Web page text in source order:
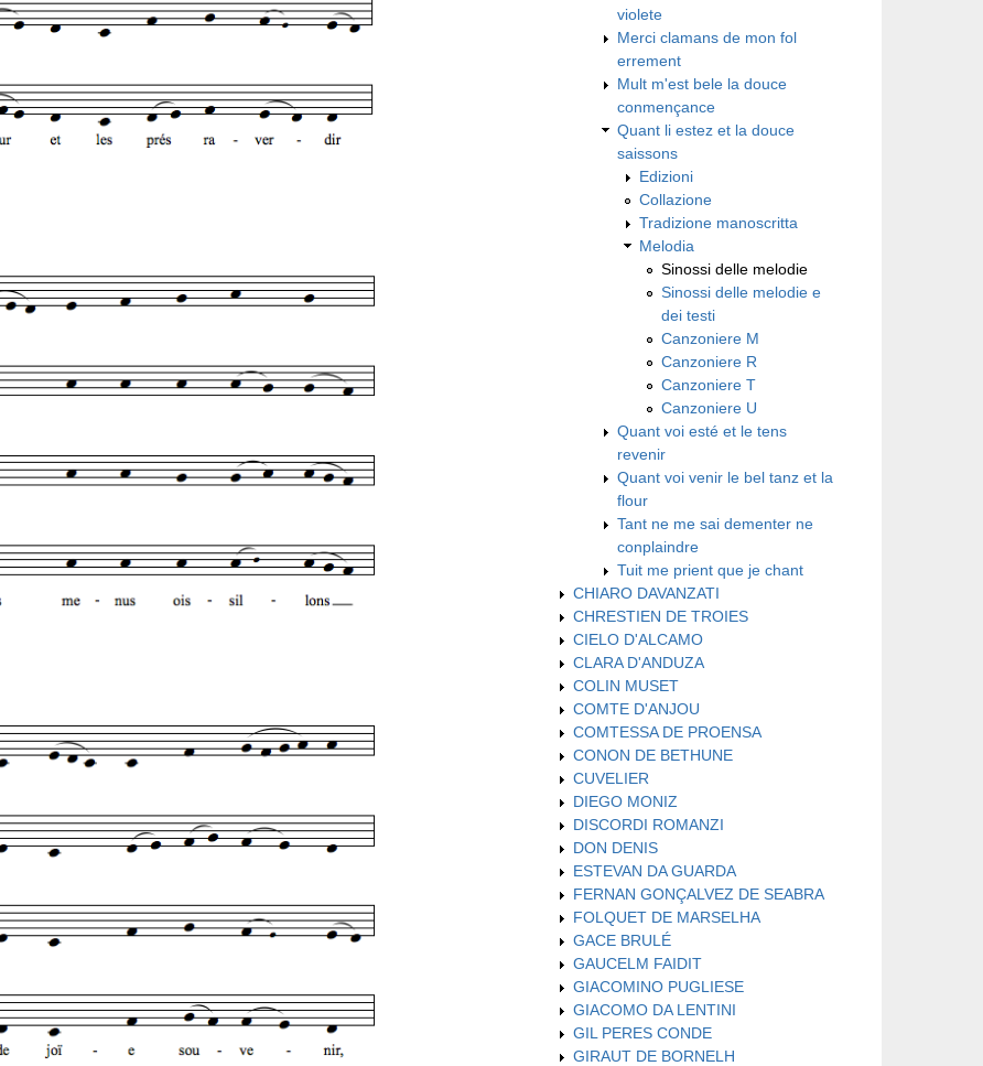
violete
Merci clamans de mon fol
errement
Mult m'est bele la douce
conmençance
Quant li estez et la douce
saissons
Edizioni
Collazione
Tradizione manoscritta
Melodia
Sinossi delle melodie
Sinossi delle melodie e
dei testi
Canzoniere M
Canzoniere R
Canzoniere T
Canzoniere U
Quant voi esté et le tens
revenir
Quant voi venir le bel tanz et la
flour
Tant ne me sai dementer ne
conplaindre
Tuit me prient que je chant
CHIARO DAVANZATI
CHRESTIEN DE TROIES
CIELO D'ALCAMO
CLARA D'ANDUZA
COLIN MUSET
COMTE D'ANJOU
COMTESSA DE PROENSA
CONON DE BETHUNE
CUVELIER
DIEGO MONIZ
DISCORDI ROMANZI
DON DENIS
ESTEVAN DA GUARDA
FERNAN GONÇALVEZ DE SEABRA
FOLQUET DE MARSELHA
GACE BRULÉ
GAUCELM FAIDIT
GIACOMINO PUGLIESE
GIACOMO DA LENTINI
GIL PERES CONDE
GIRAUT DE BORNELH